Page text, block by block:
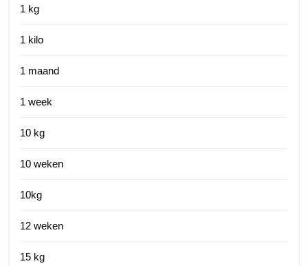
1 kg
1 kilo
1 maand
1 week
10 kg
10 weken
10kg
12 weken
15 kg